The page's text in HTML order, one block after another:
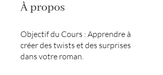
À propos
Objectif du Cours : Apprendre à
créer des twists et des surprises
dans votre roman.